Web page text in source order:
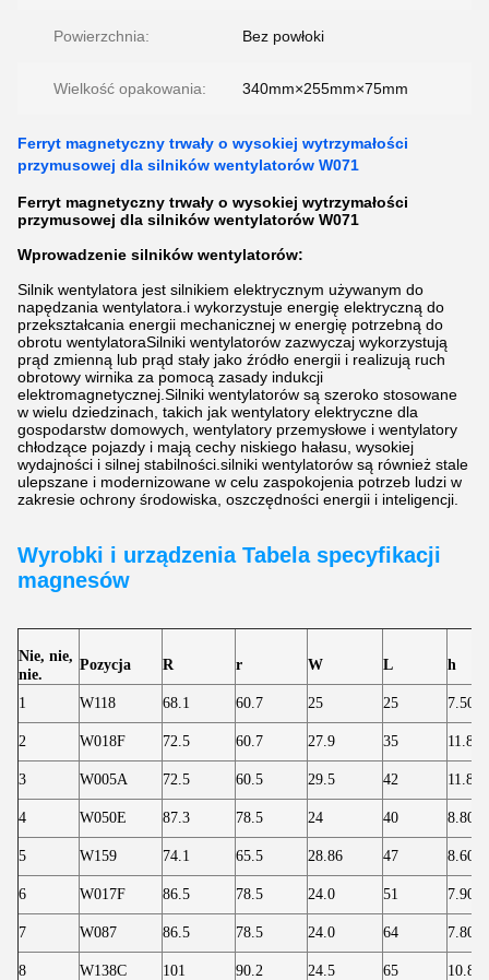
Powierzchnia: Bez powłoki
Wielkość opakowania: 340mm×255mm×75mm
Ferryt magnetyczny trwały o wysokiej wytrzymałości
przymusowej dla silników wentylatorów W071
Ferryt magnetyczny trwały o wysokiej wytrzymałości
przymusowej dla silników wentylatorów W071
Wprowadzenie silników wentylatorów:
Silnik wentylatora jest silnikiem elektrycznym używanym do
napędzania wentylatora.i wykorzystuje energię elektryczną do
przekształcania energii mechanicznej w energię potrzebną do
obrotu wentylatoraSilniki wentylatorów zazwyczaj wykorzystują
prąd zmienną lub prąd stały jako źródło energii i realizują ruch
obrotowy wirnika za pomocą zasady indukcji
elektromagnetycznej.Silniki wentylatorów są szeroko stosowane
w wielu dziedzinach, takich jak wentylatory elektryczne dla
gospodarstw domowych, wentylatory przemysłowe i wentylatory
chłodzące pojazdy i mają cechy niskiego hałasu, wysokiej
wydajności i silnej stabilności.silniki wentylatorów są również stale
ulepszane i modernizowane w celu zaspokojenia potrzeb ludzi w
zakresie ochrony środowiska, oszczędności energii i inteligencji.
Wyrobki i urządzenia Tabela specyfikacji
magnesów
Nie, nie,
nie.
Pozycja R r W L h
1 W118 68.1 60.7 25 25 7.50
2 W018F 72.5 60.7 27.9 35 11.80
3 W005A 72.5 60.5 29.5 42 11.80
4 W050E 87.3 78.5 24 40 8.80
5 W159 74.1 65.5 28.86 47 8.60
6 W017F 86.5 78.5 24.0 51 7.90
7 W087 86.5 78.5 24.0 64 7.80
8 W138C 101 90.2 24.5 65 10.8